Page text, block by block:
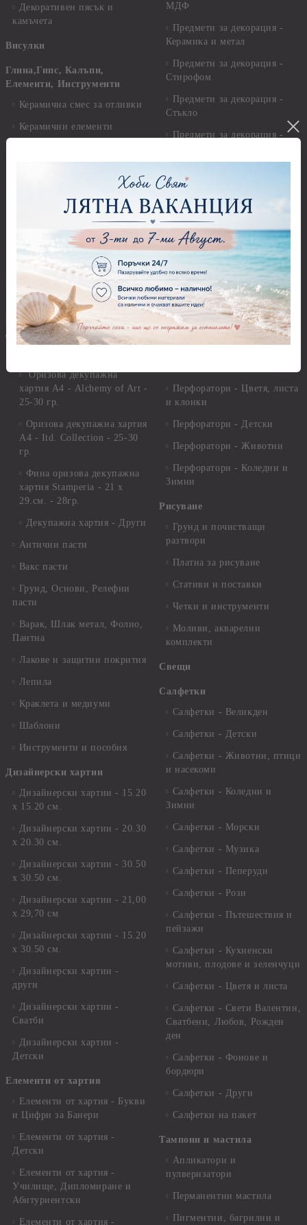
Декоративен пясък и
камъчета
Висулки
Глина,Гипс, Калъпи,
Елементи, Инструменти
Керамична смес за отливки
Керамични елементи
глина и полирезин
Инструменти за моделиране
Молдове и шаблони
Глина
Самосъхнеща глина
Полимерна Глина
Приложни техники и
Декупаж
Оризова декупажна
хартия А4 - Alchemy of Art -
25-30 гр.
Оризова декупажна хартия
А4 - Itd. Collection - 25-30
гр.
Фина оризова декупажна
хартия Stamperia - 21 х
29.см. - 28гр.
Декупажна хартия - Други
Антични пасти
Вакс пасти
Грунд, Основи, Релефни
пасти
Варак, Шлак метал, Фолио,
Пантна
Лакове и защитни покрития
Лепила
Краклета и медиуми
Шаблони
Инструменти и пособия
Дизайнерски хартии
Дизайнерски хартии - 15.20
х 15.20 см.
Дизайнерски хартии - 20.30
х 20.30 см.
Дизайнерски хартии - 30.50
х 30.50 см.
Дизайнерски хартии - 21,00
х 29,70 см
Дизайнерски хартии - 15.20
x 30.50 см.
Дизайнерски хартии -
други
Дизайнерски хартии -
Сватби
Дизайнерски хартии -
Детски
Елементи от хартия
Елементи от хартия - Букви
и Цифри за Банери
Елементи от хартия -
Детски
Елементи от хартия -
Училище, Дипломиране и
Абитуриентски
Елементи от хартия -
МДФ
Предмети за декорация -
Керамика и метал
Предмети за декорация -
Стирофом
Предмети за декорация -
Стъкло
Предмети за декорация -
целофан
Пънчове Перфоратори
Перфоратори до 2,50 см
Перфоратори 2,50 см
Перфоратори над 2,50 см
Бордюрни пънчове
Ъглови перфоратори
Перфоратори Основни
Фигури - кръгове, овали
Перфоратори - Цветя, листа
и клонки
Перфоратори - Детски
Перфоратори - Животни
Перфоратори - Коледни и
Зимни
Рисуване
Грунд и почистващи
разтвори
Платна за рисуване
Стативи и поставки
Четки и инструменти
Моливи, акварелни
комплекти
Свещи
Салфетки
Салфетки - Великден
Салфетки - Детски
Салфетки - Животни, птици
и насекоми
Салфетки - Коледни и
Зимни
Салфетки - Морски
Салфетки - Музика
Салфетки - Пеперуди
Салфетки - Рози
Салфетки - Пътешествия и
пейзажи
Салфетки - Кухненски
мотиви, плодове и зеленчуци
Салфетки - Цветя и листа
Салфетки - Свети Валентин,
Сватбени, Любов, Рожден
ден
Салфетки - Фонове и
бордюри
Салфетки - Други
Салфетки на пакет
Тампони и мастила
Апликатори и
пулверизатори
Перманентни мастила
Пигментни, багрилни и